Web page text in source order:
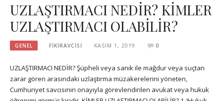
UZLAŞTIRMACI NEDİR? KİMLER
UZLAŞTIRMACI OLABİLİR?
GENEL FIKIRAVCISI KASIM 1, 2019 0
UZLAŞTIRMACI NEDİR? Şüpheli veya sanık ile mağdur veya suçtan
zarar gören arasındaki uzlaştırma müzakerelerini yöneten,
Cumhuriyet savcısının onayıyla görevlendirilen avukat veya hukuk